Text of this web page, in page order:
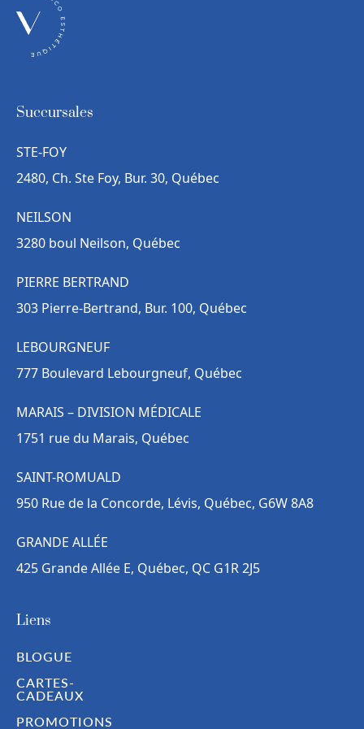
Succursales
STE-FOY
2480, Ch. Ste Foy, Bur. 30, Québec
NEILSON
3280 boul Neilson, Québec
PIERRE BERTRAND
303 Pierre-Bertrand, Bur. 100, Québec
LEBOURGNEUF
777 Boulevard Lebourgneuf, Québec
MARAIS – DIVISION MÉDICALE
1751 rue du Marais, Québec
SAINT-ROMUALD
950 Rue de la Concorde, Lévis, Québec, G6W 8A8
GRANDE ALLÉE
425 Grande Allée E, Québec, QC G1R 2J5
Liens
BLOGUE
CARTES-
CADEAUX
PROMOTIONS